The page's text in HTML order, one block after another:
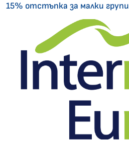
15% отстъпка за малки групи